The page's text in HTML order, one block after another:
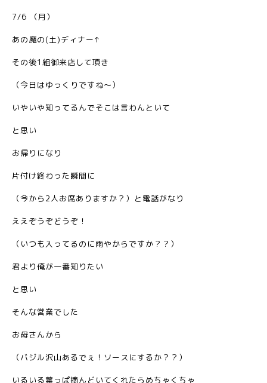
7/6 （月）
あの魔の(土)ディナー↑
その後1組御来店して頂き
（今日はゆっくりですね〜）
いやいや知ってるんでそこは言わんといて
と思い
お帰りになり
片付け終わった瞬間に
（今から2人お席ありますか？）と電話がなり
ええぞうぞどうぞ！
（いつも入ってるのに雨やからですか？？）
君より俺が一番知りたい
と思い
そんな営業でした
お母さんから
（バジル沢山あるでぇ！ソースにするか？？）
いるいる葉っぱ摘んどいてくれたらめちゃくちゃ